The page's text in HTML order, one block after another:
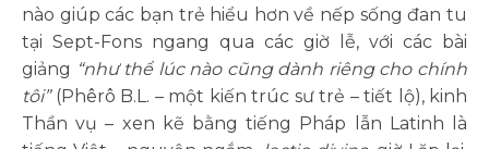
nào giúp các bạn trẻ hiểu hơn về nếp sống đan tu
tại Sept-Fons ngang qua các giờ lễ, với các bài
giảng “như thể lúc nào cũng dành riêng cho chính
tôi”(Phêrô B.L. – một kiến trúc sư trẻ – tiết lộ), kinh
Thần vụ – xen kẽ bằng tiếng Pháp lẫn Latinh là